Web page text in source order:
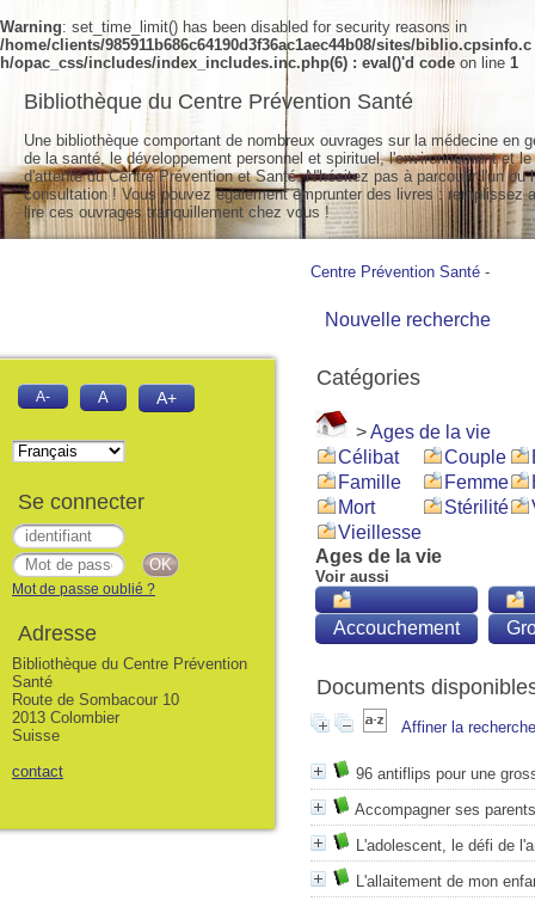
Warning: set_time_limit() has been disabled for security reasons in
/home/clients/985911b686c64190d3f36ac1aec44b08/sites/biblio.cpsinfo.c
h/opac_css/includes/index_includes.inc.php(6) : eval()'d code on line 1
Centre Prévention Santé -
Nouvelle recherche
Catégories
>Ages de la vie
Célibat
Couple
Famille
Femme
Mort
Stérilité
Vieillesse
Ages de la vie
Voir aussi
Accouchement
Documents
Affiner la recherche
96 antiflips pour une
Accompagner ses
L'adolescent, le défi de
L'allaitement de mon
Bibliothèque du Centre Prévention Santé
Une bibliothèque comportant de nombreux ouvrages sur la médecine en
de la santé, le développement personnel et spirituel, l'environnement et
d'attente du Centre Prévention et Santé. N'hésitez pas à parcourir l'un
consultation ! Vous pouvez également emprunter des livres : remplissez
lire ces ouvrages tranquillement chez vous !
A- A A+
Se connecter
Mot de passe oublié ?
Adresse
Bibliothèque du Centre Prévention
Santé
Route de Sombacour 10
2013 Colombier
Suisse
contact